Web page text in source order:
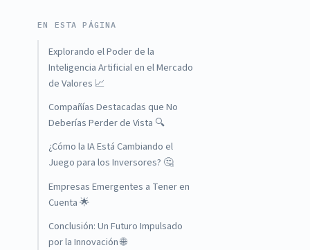
EN ESTA PÁGINA
Explorando el Poder de la
Inteligencia Artificial en el Mercado
de Valores 📈
Compañías Destacadas que No
Deberías Perder de Vista 🔍
¿Cómo la IA Está Cambiando el
Juego para los Inversores? 🤔
Empresas Emergentes a Tener en
Cuenta 🌟
Conclusión: Un Futuro Impulsado
por la Innovación 🌐